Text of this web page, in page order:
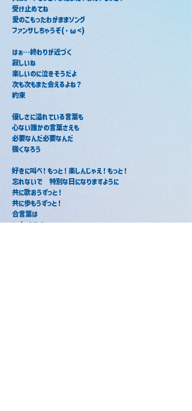
受け止めてね
愛のこもったわがままソング
ファンサしちゃうぞ(・ω<)
はぁ…終わりが近づく
寂しいね
楽しいのに泣きそうだよ
次も次もまた会えるよね？
約束
優しさに溢れている言葉も
心ない誰かの言葉さえも
必要なんだ必要なんだ
強くなろう
好きに叫べ！もっと！楽しんじゃえ！もっと！
忘れないで　特別な日になりますように
共に歌おうずっと！
共に歩もうずっと！
合言葉は
とびっきりの